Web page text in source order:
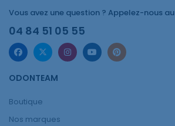
Vous avez une question ? Appelez-nous au
04 84 51 05 55
ODONTEAM
Boutique
Nos marques